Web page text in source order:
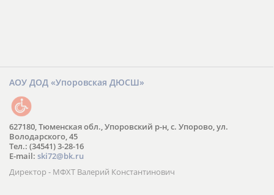
АОУ ДОД «Упоровская ДЮСШ»
627180, Тюменская обл., Упоровский р-н, с. Упорово, ул.
Володарского, 45
Тел.: (34541) 3-28-16
E-mail: ski72@bk.ru
Директор - МФХТ Валерий Константинович